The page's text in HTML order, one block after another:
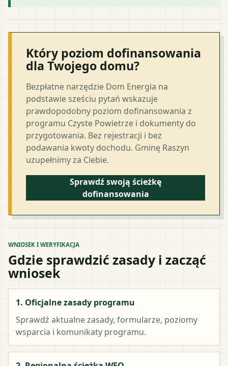
Który poziom dofinansowania
dla Twojego domu?
Bezpłatne narzędzie Dom Energia na
podstawie sześciu pytań wskazuje
prawdopodobny poziom dofinansowania z
programu Czyste Powietrze i dokumenty do
przygotowania. Bez rejestracji i bez
podawania kwoty dochodu. Gminę Raszyn
uzupełnimy za Ciebie.
Sprawdź swoją ścieżkę
dofinansowania
WNIOSEK I WERYFIKACJA
Gdzie sprawdzić zasady i zacząć
wniosek
1. Oficjalne zasady programu
Sprawdź aktualne zasady, formularze, poziomy
wsparcia i komunikaty programu.